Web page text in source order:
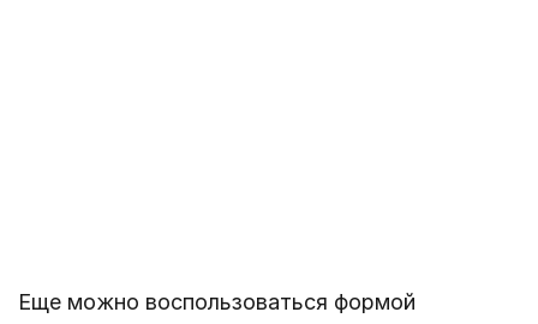
Еще можно воспользоваться формой